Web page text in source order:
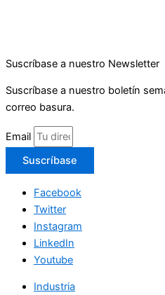
Suscríbase a nuestro Newsletter
Suscríbase a nuestro boletín
correo basura.
Email
Suscríbase
Facebook
Twitter
Instagram
LinkedIn
Youtube
Industria